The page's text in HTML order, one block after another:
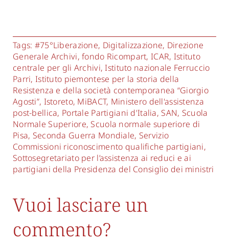
Tags: #75°Liberazione, Digitalizzazione, Direzione
Generale Archivi,fondo Ricompart, ICAR, Istituto
centrale per gli Archivi,Istituto nazionale Ferruccio
Parri,Istituto piemontese per la storia della
Resistenza e della società contemporanea “Giorgio
Agosti”, Istoreto, MiBACT, Ministero dell'assistenza
post-bellica, Portale Partigiani d'Italia, SAN, Scuola
Normale Superiore, Scuola normale superiore di
Pisa, Seconda Guerra Mondiale, Servizio
Commissioni riconoscimento qualifiche partigiani,
Sottosegretariato per l’assistenza ai reduci e ai
partigiani della Presidenza del Consiglio dei ministri
Vuoi lasciare un
commento?